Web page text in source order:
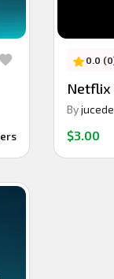
0.0
Netflix
By
$3.00